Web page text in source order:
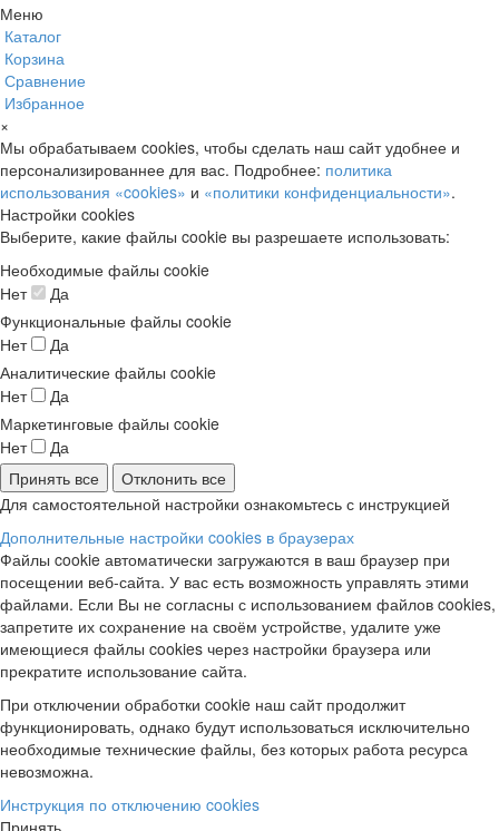
Меню
Каталог
Корзина
Сравнение
Избранное
×
Мы обрабатываем cookies, чтобы сделать наш сайт удобнее и
персонализированнее для вас. Подробнее: политика
использования «cookies» и «политики конфиденциальности».
Настройки cookies
Выберите, какие файлы cookie вы разрешаете использовать:
Необходимые файлы cookie
Нет
Да
Функциональные файлы cookie
Нет
Да
Аналитические файлы cookie
Нет
Да
Маркетинговые файлы cookie
Нет
Да
Принять все
Отклонить все
Для самостоятельной настройки ознакомьтесь с инструкцией
Дополнительные настройки cookies в браузерах
Файлы cookie автоматически загружаются в ваш браузер при
посещении веб-сайта. У вас есть возможность управлять этими
файлами. Если Вы не согласны с использованием файлов cookies,
запретите их сохранение на своём устройстве, удалите уже
имеющиеся файлы cookies через настройки браузера или
прекратите использование сайта.
При отключении обработки cookie наш сайт продолжит
функционировать, однако будут использоваться исключительно
необходимые технические файлы, без которых работа ресурса
невозможна.
Инструкция по отключению cookies
Принять